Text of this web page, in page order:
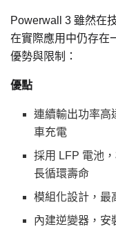
Powerwall 3 雖然在
在實際應用中仍存在
優勢與限制：
優點
連續輸出功率高
車充電
採用 LFP 電池
長循環壽命
模組化設計，最
內建逆變器，安